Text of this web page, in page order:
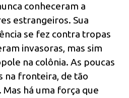
conheceram a
estrangeiros. Sua
se fez contra tropas
invasoras, mas sim
na colônia. As poucas
na fronteira, de tão
há uma força que